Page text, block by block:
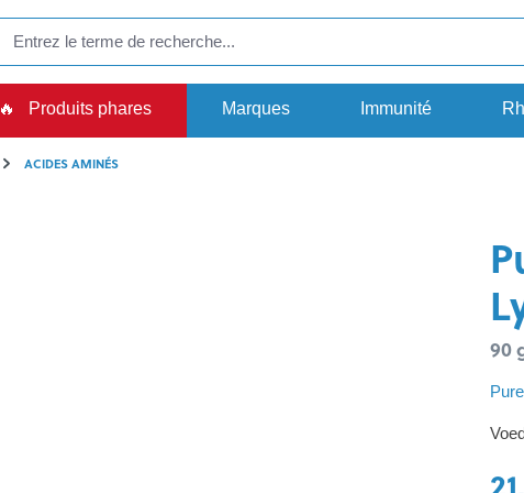
🔥 Produits phares Marques Immunité
ACIDES AMINÉS
90